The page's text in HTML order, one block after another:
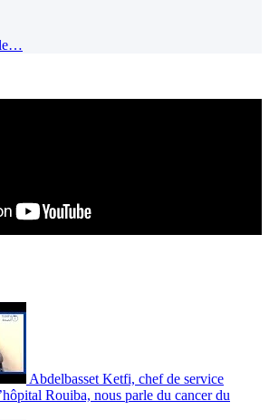
Abdelbasset Ketfi, chef de service
Rouiba, nous parle du cancer du